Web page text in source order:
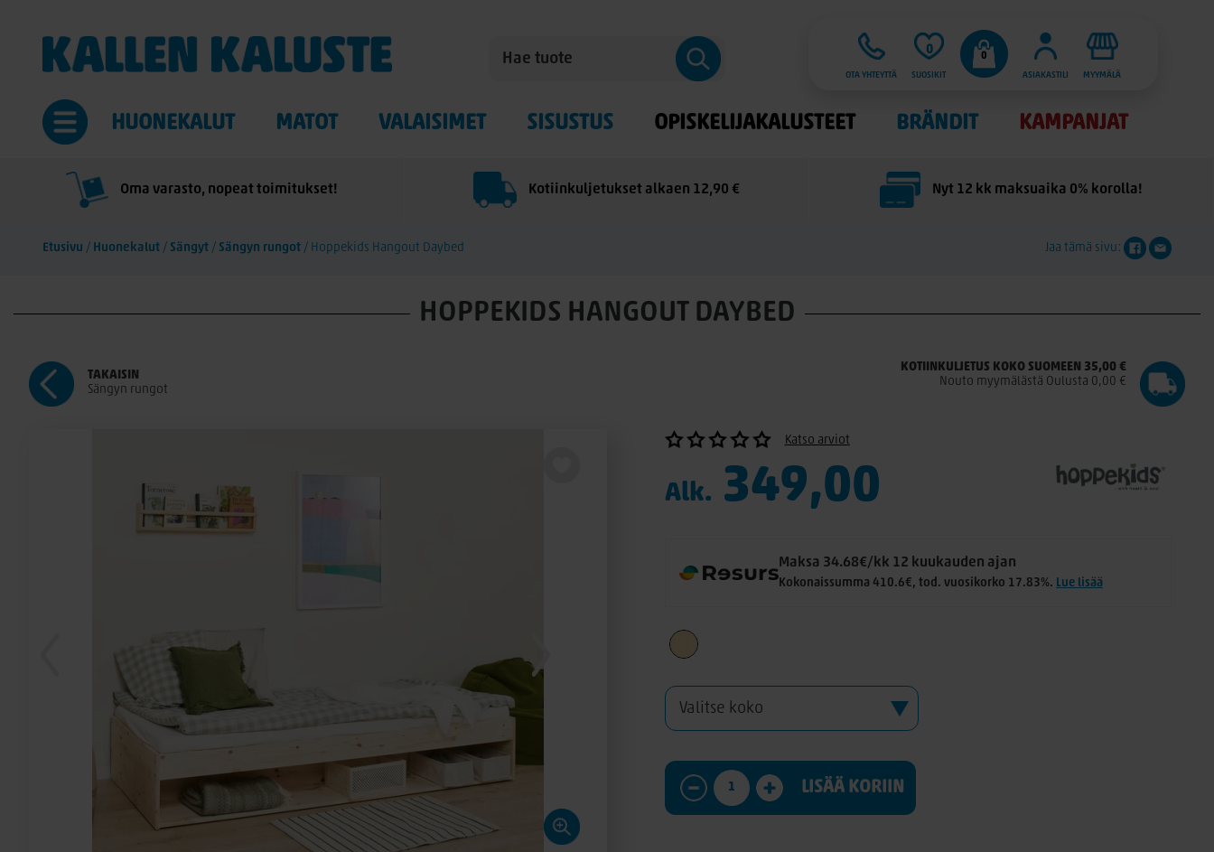
OTA YHTEYTTÄ
0
SUOSIKIT
0
ASIAKASTILI
MYYMÄLÄ
HUONEKALUT MATOT VALAISIMET SISUSTUS OPISKELIJAKALUSTEET BRÄNDIT KAMPANJAT
Oma varasto, nopeat toimitukset! Kotiinkuljetukset alkaen 12,90 € Nyt 12 kk maksuaika 0% korolla!
Etusivu / Huonekalut / Sängyt / Sängyn rungot / Hoppekids Hangout Daybed Jaa tämä sivu:
HOPPEKIDS HANGOUT DAYBED
TAKAISIN
Sängyn rungot
KOTIINKULJETUS KOKO SUOMEEN 35,00 €
Nouto myymälästä Oulusta 0,00 €
Katso arviot
Alk. 349,00
Maksa 34.68€/kk 12 kuukauden ajan
Kokonaissumma 410.6€, tod. vuosikorko 17.83%. Lue lisää
LISÄÄ KORIIN